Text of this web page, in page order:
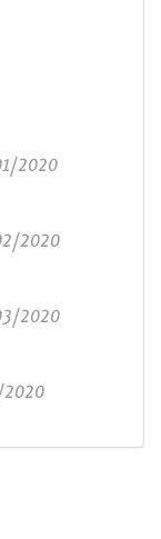
2020
2020
2020